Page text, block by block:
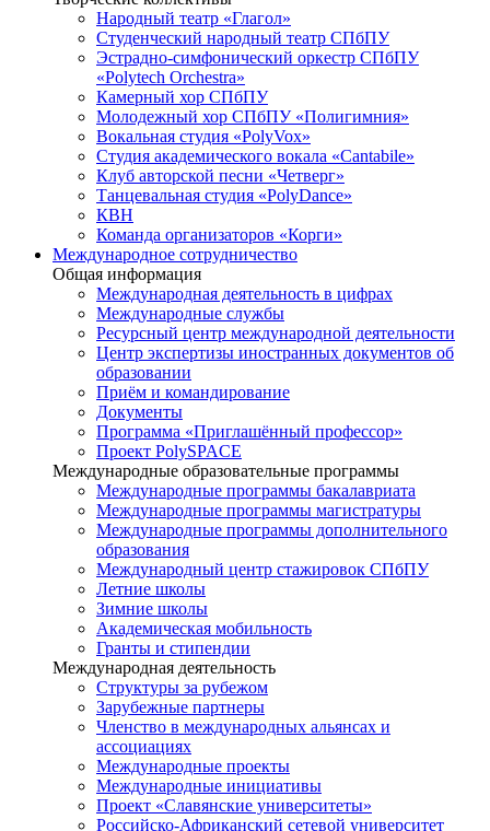
Народный театр «Глагол»
Студенческий народный театр СПбПУ
Эстрадно-симфонический оркестр СПбПУ
«Polytech Orchestra»
Камерный хор СПбПУ
Молодежный хор СПбПУ «Полигимния»
Вокальная студия «PolyVox»
Студия академического вокала «Cantabile»
Клуб авторской песни «Четверг»
Танцевальная студия «PolyDance»
КВН
Команда организаторов «Корги»
Международное сотрудничество
Общая информация
Международная деятельность в цифрах
Международные службы
Ресурсный центр международной деятельности
Центр экспертизы иностранных документов об
образовании
Приём и командирование
Документы
Программа «Приглашённый профессор»
Проект PolySPACE
Международные образовательные программы
Международные программы бакалавриата
Международные программы магистратуры
Международные программы дополнительного
образования
Международный центр стажировок СПбПУ
Летние школы
Зимние школы
Академическая мобильность
Гранты и стипендии
Международная деятельность
Структуры за рубежом
Зарубежные партнеры
Членство в международных альянсах и
ассоциациях
Международные проекты
Международные инициативы
Проект «Славянские университеты»
Российско-Африканский сетевой университет